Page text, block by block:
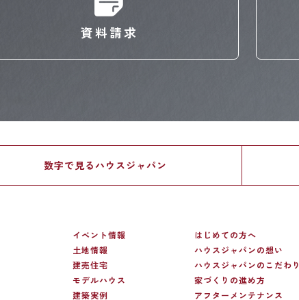
資料請求
数字で見る ハウスジャパン
イベント情報
土地情報
建売住宅
モデルハウス
建築実例
はじめての方へ
ハウスジャパンの想い
ハウスジャパンのこだわり
家づくりの進め方
アフターメンテナンス